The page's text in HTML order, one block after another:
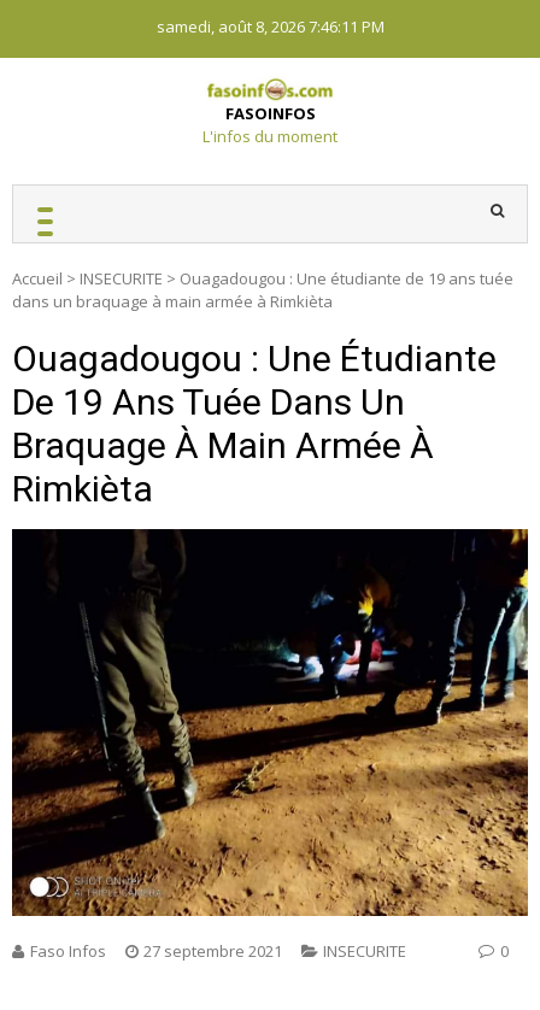
content
samedi, août 8, 20267:46:11 PM
FASOINFOS
L'infos du moment
Accueil > INSECURITE > Ouagadougou : Une étudiante de 19 ans tuée
dans un braquage à main armée à Rimkièta
Ouagadougou : Une Étudiante
De 19 Ans Tuée Dans Un
Braquage À Main Armée À
Rimkièta
Faso Infos 27 septembre 2021 INSECURITE 0